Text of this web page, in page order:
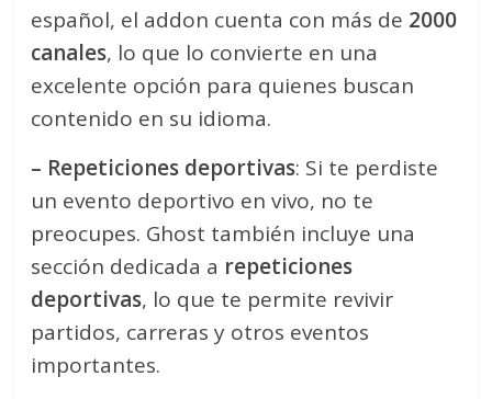
español, el addon cuenta con más de 2000
canales, lo que lo convierte en una
excelente opción para quienes buscan
contenido en su idioma.
– Repeticiones deportivas: Si te perdiste
un evento deportivo en vivo, no te
preocupes. Ghost también incluye una
sección dedicada a repeticiones
deportivas, lo que te permite revivir
partidos, carreras y otros eventos
importantes.